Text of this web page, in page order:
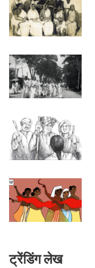
ट्रेंडिंग लेख